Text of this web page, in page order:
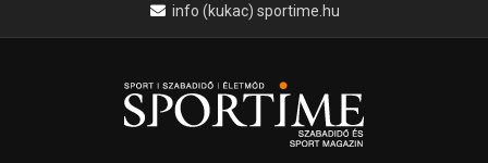
info (kukac) sportime.hu